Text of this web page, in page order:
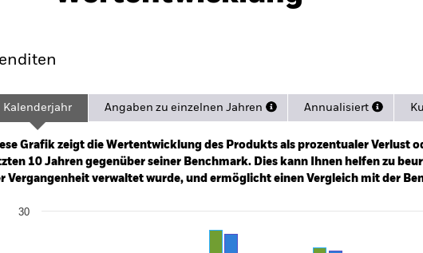
2008-07-01 00:00:00 to 2026-06-30 00:00:00.
-240 to 480.
Kalenderjahr Angaben zu einzelnen Jahren Annualisiert
Grafik zeigt die Wertentwicklung des Produkts als prozentualer Verlust
10 Jahren gegenüber seiner Benchmark. Dies kann Ihnen helfen zu
Vergangenheit verwaltet wurde, und ermöglicht einen Vergleich mit der
chart with 2 data series.
chart has 1 X axis displaying categories.
30